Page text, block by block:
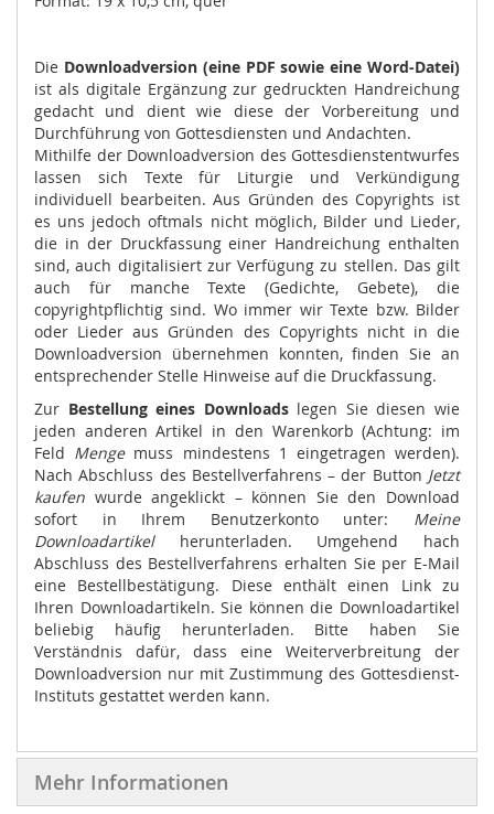
Die Downloadversion (eine PDF sowie eine Word-Datei)
ist als digitale Ergänzung zur gedruckten Handreichung
gedacht und dient wie diese der Vorbereitung und
Durchführung von Gottesdiensten und Andachten.
Mithilfe der Downloadversion des Gottesdienstentwurfes
lassen sich Texte für Liturgie und Verkündigung
individuell bearbeiten. Aus Gründen des Copyrights ist
es uns jedoch oftmals nicht möglich, Bilder und Lieder,
die in der Druckfassung einer Handreichung enthalten
sind, auch digitalisiert zur Verfügung zu stellen. Das gilt
auch für manche Texte (Gedichte, Gebete), die
copyrightpflichtig sind. Wo immer wir Texte bzw. Bilder
oder Lieder aus Gründen des Copyrights nicht in die
Downloadversion übernehmen konnten, finden Sie an
entsprechender Stelle Hinweise auf die Druckfassung.
Zur Bestellung eines Downloadslegen Sie diesen wie
jeden anderen Artikel in den Warenkorb (Achtung: im
Feld Mengemuss mindestens 1 eingetragen werden).
Nach Abschluss des Bestellverfahrens – der Button Jetzt
kaufen wurde angeklickt – können Sie den Download
sofort in Ihrem Benutzerkonto unter: Meine
Downloadartikelherunterladen. Umgehend hach
Abschluss des Bestellverfahrens erhalten Sie per E-Mail
eine Bestellbestätigung. Diese enthält einen Link zu
Ihren Downloadartikeln. Sie können die Downloadartikel
beliebig häufig herunterladen. Bitte haben Sie
Verständnis dafür, dass eine Weiterverbreitung der
Downloadversion nur mit Zustimmung des Gottesdienst-
Instituts gestattet werden kann.
Mehr Informationen